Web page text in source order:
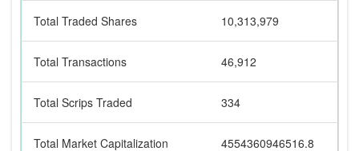
Total Traded Shares 10,313,979
Total Transactions 46,912
Total Scrips Traded 334
Total Market Capitalization 4554360946516.8